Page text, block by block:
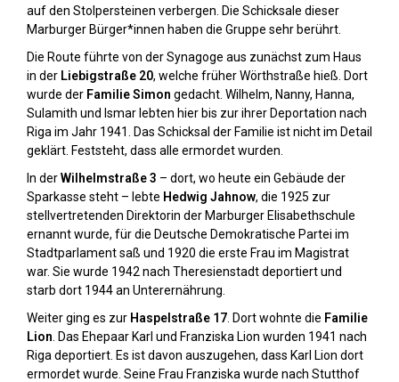
auf den Stolpersteinen verbergen. Die Schicksale dieser
Marburger Bürger*innen haben die Gruppe sehr berührt.
Die Route führte von der Synagoge aus zunächst zum Haus
in der Liebigstraße 20, welche früher Wörthstraße hieß. Dort
wurde der Familie Simon gedacht. Wilhelm, Nanny, Hanna,
Sulamith und Ismar lebten hier bis zur ihrer Deportation nach
Riga im Jahr 1941. Das Schicksal der Familie ist nicht im Detail
geklärt. Feststeht, dass alle ermordet wurden.
In derWilhelmstraße 3 – dort, wo heute ein Gebäude der
Sparkasse steht – lebte Hedwig Jahnow, die 1925 zur
stellvertretenden Direktorin der Marburger Elisabethschule
ernannt wurde, für die Deutsche Demokratische Partei im
Stadtparlament saß und 1920 die erste Frau im Magistrat
war. Sie wurde 1942 nach Theresienstadt deportiert und
starb dort 1944 an Unterernährung.
Weiter ging es zur Haspelstraße 17 . Dort wohnte die Familie
Lion . Das Ehepaar Karl und Franziska Lion wurden 1941 nach
Riga deportiert. Es ist davon auszugehen, dass Karl Lion dort
ermordet wurde. Seine Frau Franziska wurde nach Stutthof